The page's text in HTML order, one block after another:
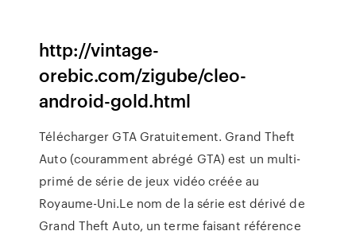
http://vintage-
orebic.com/zigube/cleo-
android-gold.html
Télécharger GTA Gratuitement. Grand Theft
Auto (couramment abrégé GTA) est un multi-
primé de série de jeux vidéo créée au
Royaume-Uni.Le nom de la série est dérivé de
Grand Theft Auto, un terme faisant référence